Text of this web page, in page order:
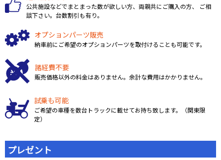
公共施設などでまとまった数が欲しい方、両親共にご購入の方、 ご相
談下さい。台数割引も有り。
オプションパーツ販売
納車前にご希望のオプションパーツを取付けることも可能です。
諸経費不要
販売価格以外の料金はありません。余計な費用はかかりません。
試乗も可能
ご希望の車種を数台トラックに載せてお持ち致します。（関東限
定）
プレゼント